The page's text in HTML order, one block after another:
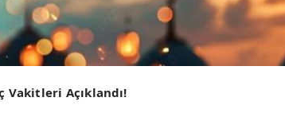
Vakitleri Açıklandı!